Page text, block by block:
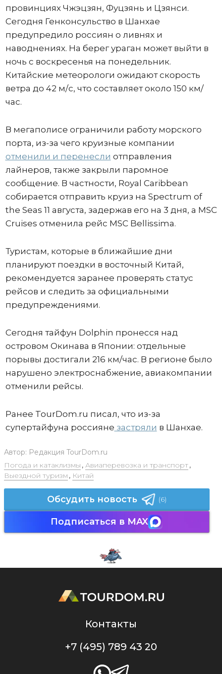
провинциях Чжэцзян, Фуцзянь и Цзянси.
Сегодня Генконсульство в Шанхае
предупредило россиян о ливнях и
наводнениях. На берег ураган может выйти в
ночь с воскресенья на понедельник.
Китайские метеорологи ожидают скорость
ветра до 42 м/с, что составляет около 150 км/
час.
В мегаполисе ограничили работу морского
порта, из-за чего круизные компании
отменили и перенесли отправления
лайнеров, также закрыли паромное
сообщение. В частности, Royal Caribbean
собирается отправить круиз на Spectrum of
the Seas 11 августа, задержав его на 3 дня, а MSC
Cruises отменила рейс MSC Bellissima.
Туристам, которые в ближайшие дни
планируют поездки в восточный Китай,
рекомендуется заранее проверять статус
рейсов и следить за официальными
предупреждениями.
Сегодня тайфун Dolphin пронесся над
островом Окинава в Японии: отдельные
порывы достигали 216 км/час. В регионе было
нарушено электроснабжение, авиакомпании
отменили рейсы.
Ранее TourDom.ru писал, что из-за
супертайфуна россияне застряли в Шанхае.
Автор: Редакция TourDom.ru
Погода и катаклизмы , Авиаперевозка и транспорт,
Выездной туризм , Китай
Обсудить новость (6)
Подписаться в MAX
Контакты
+7 (495) 789 43 20